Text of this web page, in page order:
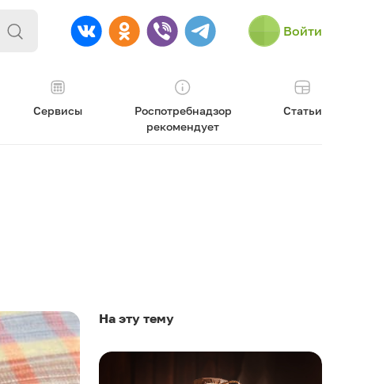
Войти
Сервисы
Роспотребнадзор
рекомендует
Статьи
На эту тему